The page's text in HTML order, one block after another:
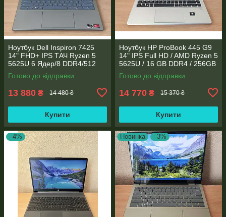
Ноутбук Dell Inspiron 7425
14" FHD+ IPS TАЧ Ryzen 5
5625U 6 Ядер/8 DDR4/512
SSD M.2/Radeon RX Vega
7/Type-C PD
Готово до відправки
13 880 ₴ 14 480 ₴
Купити
Ноутбук HP ProBook 445 G9
14" IPS Full HD / AMD Ryzen 5
5625U / 16 GB DDR4 / 256GB
SSD M.2 / AMD Radeon RX
Vega 7 / WebCam
Готово до відправки
14 770 ₴ 15 370 ₴
Купити
–4% Новинка –3%